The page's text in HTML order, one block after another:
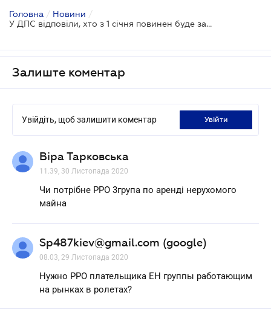
Головна / Новини /
У ДПС відповіли, хто з 1 січня повинен буде застосовувати РРО
Залиште коментар
Увійдіть, щоб залишити коментар увійти
Віра Тарковська
11.39, 30 Листопада 2020
Чи потрібне РРО 3група по аренді нерухомого
майна
Sp487kiev@gmail.com (google)
08.03, 29 Листопада 2020
Нужно РРО плательщика ЕН группы работающим
на рынках в ролетах?